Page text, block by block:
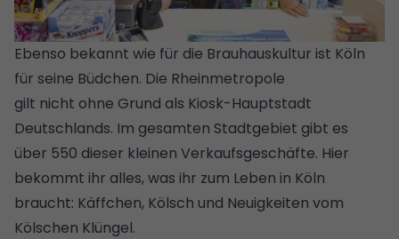
Ebenso bekannt wie für die Brauhauskultur ist Köln
für seine Büdchen. Die Rheinmetropole
gilt nicht ohne Grund als Kiosk-Hauptstadt
Deutschlands. Im gesamten Stadtgebiet gibt es
über 550 dieser kleinen Verkaufsgeschäfte. Hier
bekommt ihr alles, was ihr zum Leben in Köln
braucht: Käffchen, Kölsch und Neuigkeiten vom
Kölschen Klüngel.